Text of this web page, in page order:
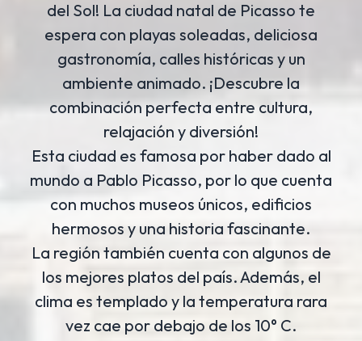
del Sol! La ciudad natal de Picasso te
espera con playas soleadas, deliciosa
gastronomía, calles históricas y un
ambiente animado. ¡Descubre la
combinación perfecta entre cultura,
relajación y diversión!
Esta ciudad es famosa por haber dado al
mundo a Pablo Picasso, por lo que cuenta
con muchos museos únicos, edificios
hermosos y una historia fascinante.
La región también cuenta con algunos de
los mejores platos del país. Además, el
clima es templado y la temperatura rara
vez cae por debajo de los 10° C.